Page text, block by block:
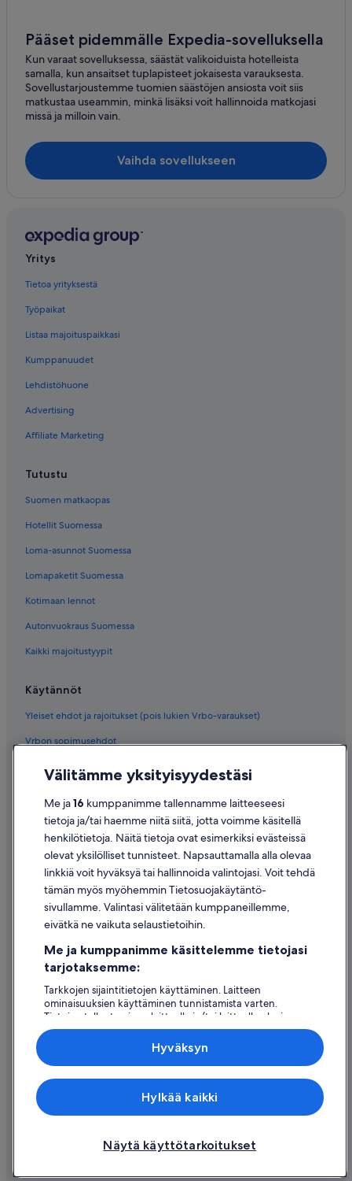
Hotellit ilmastoinnilla kohteessa Oravi
Kylpylähotellit kohteessa Oravi
Hotellit – Oravi
Sokos – Hotellit – Savonlinna
Majatalot – Savonranta
Pääset pidemmälle Expedia-sovelluksella
Kun varaat sovelluksessa, säästät valikoiduista hotelleista
samalla, kun ansaitset tuplapisteet jokaisesta varauksesta.
Sovellustarjoustemme tuomien säästöjen ansiosta voit siis
matkustaa useammin, minkä lisäksi voit hallinnoida matkojasi
missä ja milloin vain.
Vaihda sovellukseen
Yritys
Tietoa yrityksestä
Työpaikat
Listaa majoituspaikkasi
Kumppanuudet
Lehdistöhuone
Advertising
Affiliate Marketing
Tutustu
Suomen matkaopas
Hotellit Suomessa
Loma-asunnot Suomessa
Lomapaketit Suomessa
Kotimaan lennot
Autonvuokraus Suomessa
Kaikki majoitustyypit
Käytännöt
Yleiset ehdot ja rajoitukset (pois lukien Vrbo-varaukset)
Vrbon sopimusehdot
Evästeet
Käyttöehdot
Oikeudelliset tiedot / ota meihin yhteyttä
Sisältövaatimukset ja ilmoituksen tekeminen sisällöstä
Tuki
Ota yhteyttä
Hyvityksen hakeminen ja aikarajat
Varaa lento lentoyhtiön hyvityskupongeilla
Kansainväliset matka-asiakirjat
© 2026 Expedia, Inc., Expedia Groupin yritys. Kaikki oikeudet
pidätetään. Expedia ja Expedia-logo ovat Expedia, Inc.:n tavaramerkkejä
Välitämme yksityisyydestäsi
Me ja16 kumppanimme tallennamme laitteeseesi
tietoja ja/tai haemme niitä siitä, jotta voimme käsitellä
henkilötietoja. Näitä tietoja ovat esimerkiksi evästeissä
olevat yksilölliset tunnisteet. Napsauttamalla alla olevaa
linkkiä voit hyväksyä tai hallinnoida valintojasi. Voit tehdä
tämän myös myöhemmin Tietosuojakäytäntö-
sivullamme. Valintasi välitetään kumppaneillemme,
eivätkä ne vaikuta selaustietoihin.
Me ja kumppanimme käsittelemme tietojasi
tarjotaksemme:
Tarkkojen sijaintitietojen käyttäminen. Laitteen
ominaisuuksien käyttäminen tunnistamista varten.
Tietojen tallentaminen laitteelle ja/tai laitteella olevien
tietojen käyttö. Kohdennettu mainonta ja personoitu
sisältö, mainonnan ja sisällön mittaus, yleisötutkimus ja
Näytä käyttötarkoitukset
Hylkää kaikki
Hyväksyn